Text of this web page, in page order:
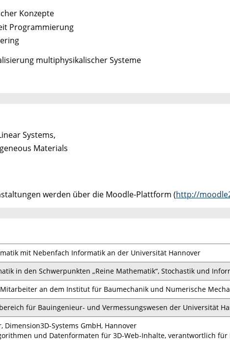
Konzepte
Programmierung
multiphysikalischer Systeme
Systems,
Materials
werden über die Moodle-Plattform (http://
mit Nebenfach Informatik an der Universität Hannover
in den Schwerpunkten „Reine Mathematik“, Stochastik und
an dem Institut für Baumechanik und Numerische
für Bauingenieur- und Vermessungswesen der Universität
Dimension3D-Systems GmbH, Hannover
und Datenformaten für 3D-Web-Inhalte, verantwortlich